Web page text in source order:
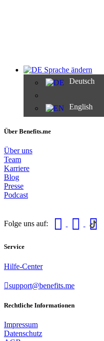
Sprache ändern
Deutsch
English
Über Benefits.me
Über uns
Team
Karriere
Blog
Presse
Podcast
Folge uns auf:
Service
Hilfe-Center
support@benefits.me
Rechtliche Informationen
Impressum
Datenschutz